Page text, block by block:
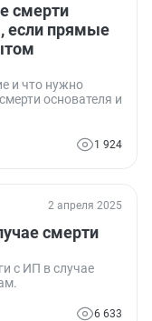
смерти
если прямые
и что нужно
основателя и
1 924
2 апреля 2025
смерти
с ИП в случае
6 633